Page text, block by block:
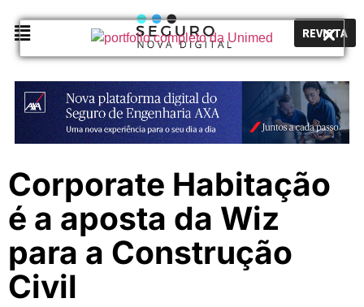
REVISTA
Corporate Habitação
é a aposta da Wiz
para a Construção
Civil